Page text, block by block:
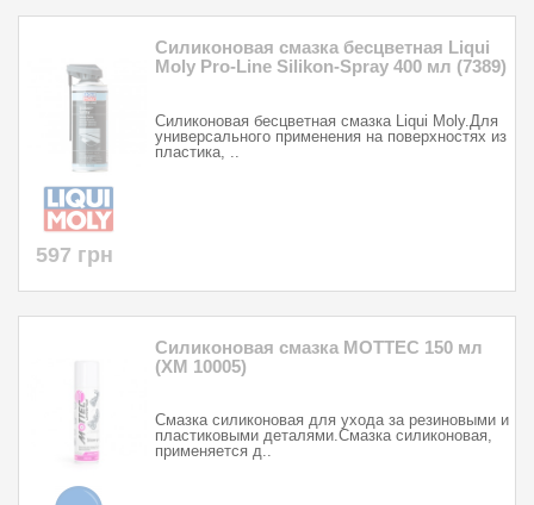
Силиконовая смазка бесцветная Liqui
Moly Pro-Line Silikon-Spray 400 мл (7389)
Силиконовая бесцветная смазка Liqui Moly.Для
универсального применения на поверхностях из
пластика, ..
597 грн
Силиконовая смазка MOTTEC 150 мл
(XM 10005)
Смазка силиконовая для ухода за резиновыми и
пластиковыми деталями.Смазка силиконовая,
применяется д..